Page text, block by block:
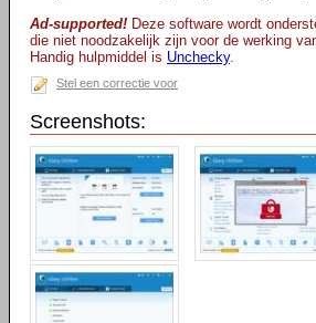
Ad-supported! Deze software wordt
die niet noodzakelijk zijn voor de werking
Handig hulpmiddel is Unchecky.
Stel een correctie voor
Screenshots: